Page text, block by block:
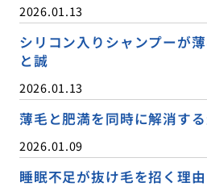
2026.01.13
シリコン入りシャンプーが
と誠
2026.01.13
薄毛と肥満を同時に解消す
2026.01.09
睡眠不足が抜け毛を招く理